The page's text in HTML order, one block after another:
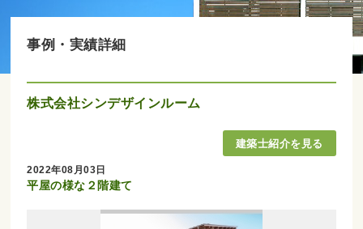
事例・実績詳細
株式会社シンデザインルーム
2022年08月03日
平屋の様な２階建て